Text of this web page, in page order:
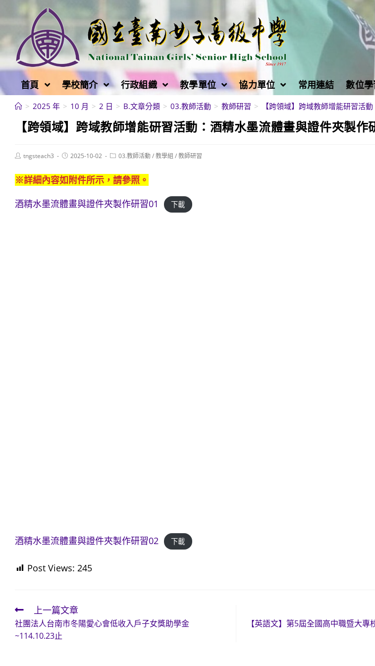
轉
至
容
首頁 學校簡介 行政組織 教學單位 協力單位 常用連結 數位學
> 2025 年 > 10 月 > 2 日 > B.文章分類 > 03.教師活動 > 教師研習 > 【跨領域】跨域教師增能研習活
【跨領域】跨域教師增能研習活動：酒精水墨流體畫與證件夾製作
Posttngsteach3
Post2025-10-02
Post03.教師活動/教學組 /教師研習
※詳細內容如附件所示，請參照。
酒精水墨流體畫與證件夾製作研習01
下載
酒精水墨流體畫與證件夾製作研習02 下載
Post Views: 245
Read
more
articles
上一篇文章
社團法人台南市冬陽愛心會低收入戶子女獎助學金
~114.10.23止
【英語文】第5屆全國高中職暨大